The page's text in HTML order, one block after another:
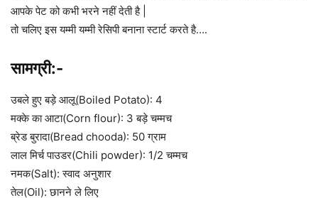
आपके पेट को कभी भरने नहीं देती है |
तो चलिए इस यम्मी यम्मी रेसिपी बनाना स्टार्ट करते है….
सामग्री:-
उबले हुए बड़े आलू(Boiled Potato): 4
मक्के का आटा(Corn flour): 3 बड़े चम्मच
ब्रेड बुरादा(Bread chooda): 50 ग्राम
लाल मिर्च पाउडर(Chili powder): 1/2 चम्मच
नमक(Salt): स्वाद अनुशार
तेल(Oil): छानने ले लिए